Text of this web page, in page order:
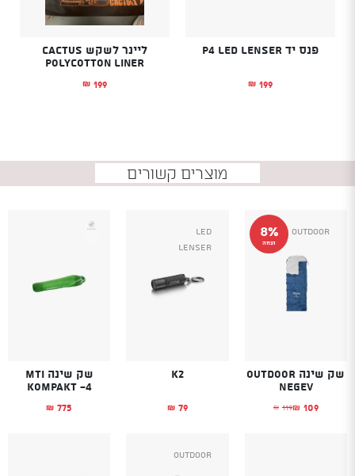
פנס יד P4 LED LENSER
₪ 199
ליינר לשקש Cactus
Polycotton Liner
₪ 199
מוצרים קשורים
8%
הנחה
Outdoor
שק שינה Outdoor
Negev
₪ 119
המחיר המקורי היה: ₪119.₪ 109 המחיר הנוכחי הוא: ₪109.
Led
Lenser
K2
₪ 79
שק שינה MTI
KOMPAKT -4
₪ 775
Outdoor